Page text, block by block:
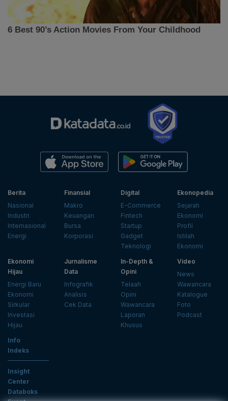
Berita
Nasional
Industri
Internasional
Energi
Finansial
Makro
Keuangan
Bursa
Korporasi
Digital
E-Commerce
Fintech
Startup
Gadget
Teknologi
Ekonopedia
Sejarah
Ekonomi
Profil
Istilah
Ekonomi
Ekonomi
Hijau
Energi Baru
Ekonomi
Sirkular
Investasi
Hijau
Jurnalisme
Data
Infografik
Analisis
Cek Data
In-Depth &
Opini
Telaah
Opini
Wawancara
Laporan
Khusus
Video
News
Wawancara
Katalogue
Foto
Podcast
Info
Indeks
Insight
Center
Databoks